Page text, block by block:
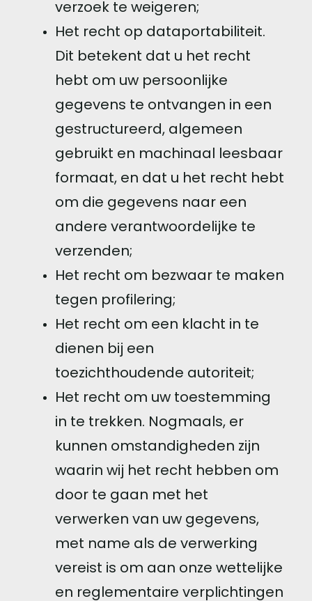
verzoek te weigeren;
Het recht op dataportabiliteit.
Dit betekent dat u het recht
hebt om uw persoonlijke
gegevens te ontvangen in een
gestructureerd, algemeen
gebruikt en machinaal leesbaar
formaat, en dat u het recht hebt
om die gegevens naar een
andere verantwoordelijke te
verzenden;
Het recht om bezwaar te maken
tegen profilering;
Het recht om een ​​klacht in te
dienen bij een
toezichthoudende autoriteit;
Het recht om uw toestemming
in te trekken. Nogmaals, er
kunnen omstandigheden zijn
waarin wij het recht hebben om
door te gaan met het
verwerken van uw gegevens,
met name als de verwerking
vereist is om aan onze wettelijke
en reglementaire verplichtingen